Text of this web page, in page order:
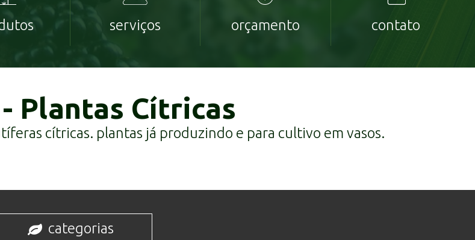
serviços orçamento contato
Plantas Cítricas
cítricas. plantas já produzindo e para cultivo em vasos.
categorias